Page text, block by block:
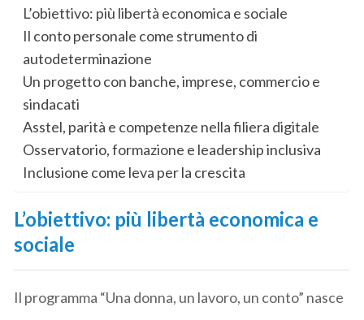
L’obiettivo: più libertà economica e sociale
Il conto personale come strumento di
autodeterminazione
Un progetto con banche, imprese, commercio e
sindacati
Asstel, parità e competenze nella filiera digitale
Osservatorio, formazione e leadership inclusiva
Inclusione come leva per la crescita
L’obiettivo: più libertà economica e
sociale
Il programma “Una donna, un lavoro, un conto” nasce